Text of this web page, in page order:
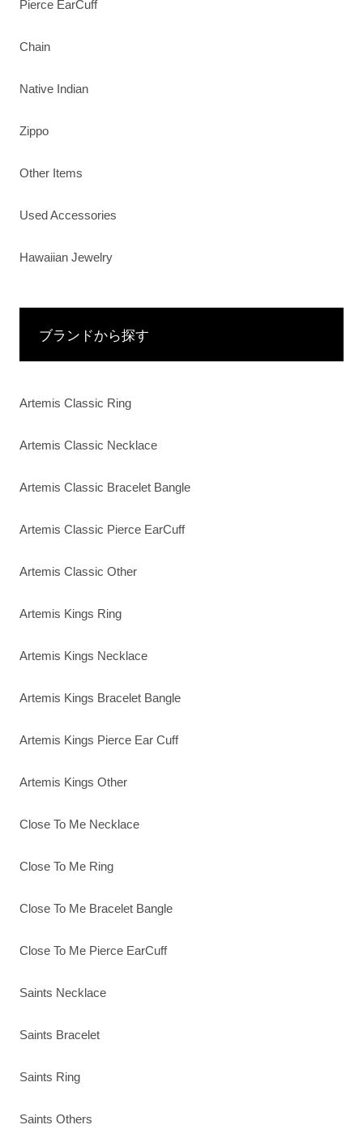
Pierce EarCuff
Chain
Native Indian
Zippo
Other Items
Used Accessories
Hawaiian Jewelry
ブランドから探す
Artemis Classic Ring
Artemis Classic Necklace
Artemis Classic Bracelet Bangle
Artemis Classic Pierce EarCuff
Artemis Classic Other
Artemis Kings Ring
Artemis Kings Necklace
Artemis Kings Bracelet Bangle
Artemis Kings Pierce Ear Cuff
Artemis Kings Other
Close To Me Necklace
Close To Me Ring
Close To Me Bracelet Bangle
Close To Me Pierce EarCuff
Saints Necklace
Saints Bracelet
Saints Ring
Saints Others